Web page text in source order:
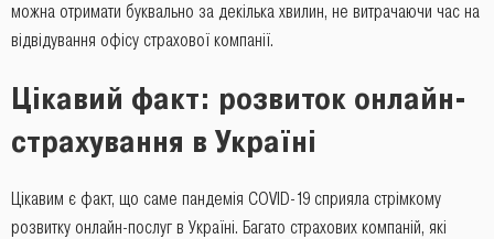
можна отримати буквально за декілька хвилин, не витрачаючи час на
відвідування офісу страхової компанії.
Цікавий факт: розвиток онлайн-
страхування в Україні
Цікавим є факт, що саме пандемія COVID-19 сприяла стрімкому
розвитку онлайн-послуг в Україні. Багато страхових компаній, які